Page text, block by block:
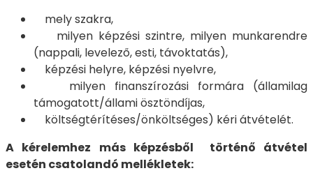
mely szakra,
milyen képzési szintre, milyen munkarendre
(nappali, levelező, esti, távoktatás),
képzési helyre, képzési nyelvre,
milyen finanszírozási formára (államilag
támogatott/állami ösztöndíjas,
költségtérítéses/önköltséges) kéri átvételét.
A kérelemhez más képzésből történő átvétel
esetén csatolandó mellékletek: